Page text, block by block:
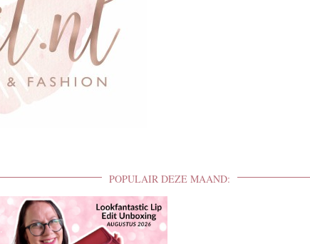
POPULAIR DEZE MAAND: